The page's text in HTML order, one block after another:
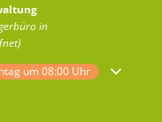
in
auszublenden
um 08:00 Uhr